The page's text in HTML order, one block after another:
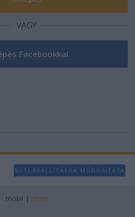
VAGY
SÜTI BEÁLLÍTÁSOK MÓDOSÍTÁSA
mobil | teljes